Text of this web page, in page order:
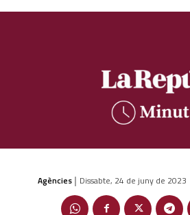
Agències | Dissabte, 24 de juny de 2023